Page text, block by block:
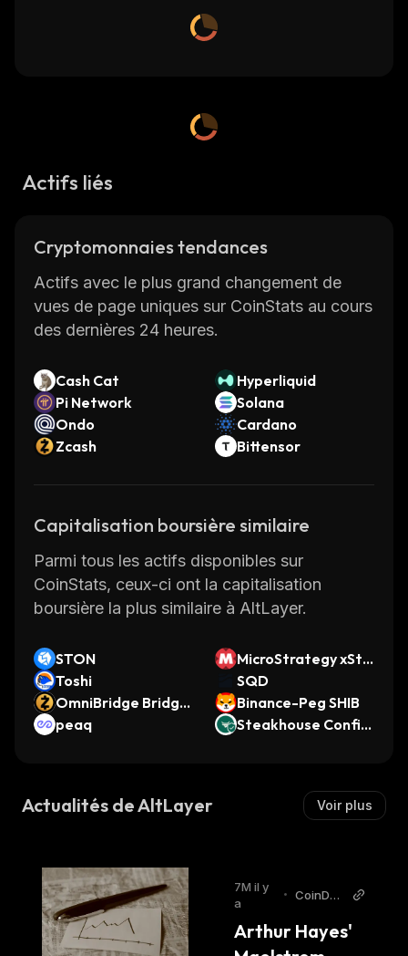
Actifs liés
Cryptomonnaies tendances
Actifs avec le plus grand changement de
vues de page uniques sur CoinStats au cours
des dernières 24 heures.
Cash Cat
Hyperliquid
Pi Network
Solana
Ondo
Cardano
Zcash
Bittensor
Capitalisation boursière similaire
Parmi tous les actifs disponibles sur
CoinStats, ceux-ci ont la capitalisation
boursière la plus similaire à AltLayer.
STON
MicroStrategy xSto
ck
Toshi
SQD
OmniBridge Bridge
d Zcash (Solana)
Binance-Peg SHIB
peaq
Steakhouse Confid
Actualités de AltLayer Voir plus
7M il y
a
•
CoinDes
Arthur Hayes'